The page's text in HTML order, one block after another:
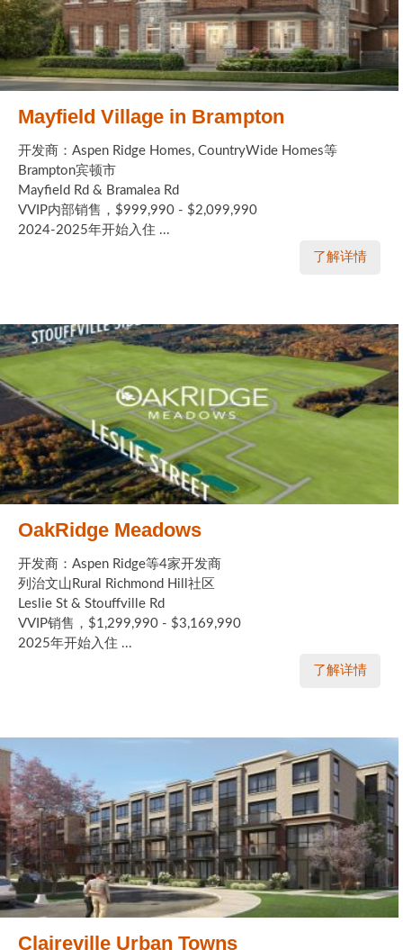
Mayfield Village in Brampton
开发商：Aspen Ridge Homes, CountryWide Homes等
Brampton宾顿市
Mayfield Rd & Bramalea Rd
VVIP内部销售，$999,990 - $2,099,990
2024-2025年开始入住 ...
了解详情
OakRidge Meadows
开发商：Aspen Ridge等4家开发商
列治文山Rural Richmond Hill社区
Leslie St & Stouffville Rd
VVIP销售，$1,299,990 - $3,169,990
2025年开始入住 ...
了解详情
Claireville Urban Towns